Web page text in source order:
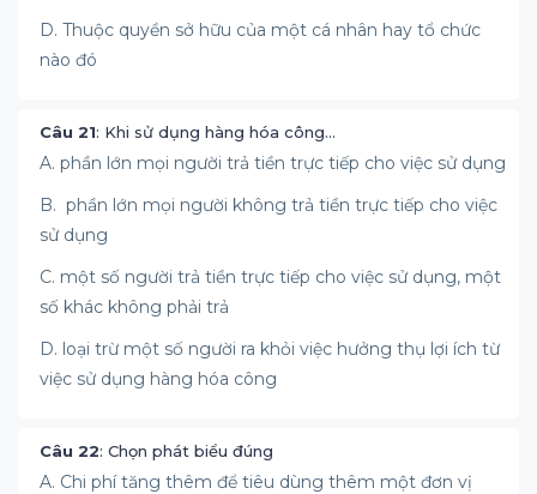
D. Thuộc quyền sở hữu của một cá nhân hay tổ chức
nào đó
Câu 21: Khi sử dụng hàng hóa công…
A. phần lớn mọi người trả tiền trực tiếp cho việc sử dụng
B. phần lớn mọi người không trả tiền trực tiếp cho việc
sử dụng
C. một số người trả tiền trực tiếp cho việc sử dụng, một
số khác không phải trả
D. loại trừ một số người ra khỏi việc hưởng thụ lợi ích từ
việc sử dụng hàng hóa công
Câu 22: Chọn phát biểu đúng
A. Chi phí tăng thêm để tiêu dùng thêm một đơn vị